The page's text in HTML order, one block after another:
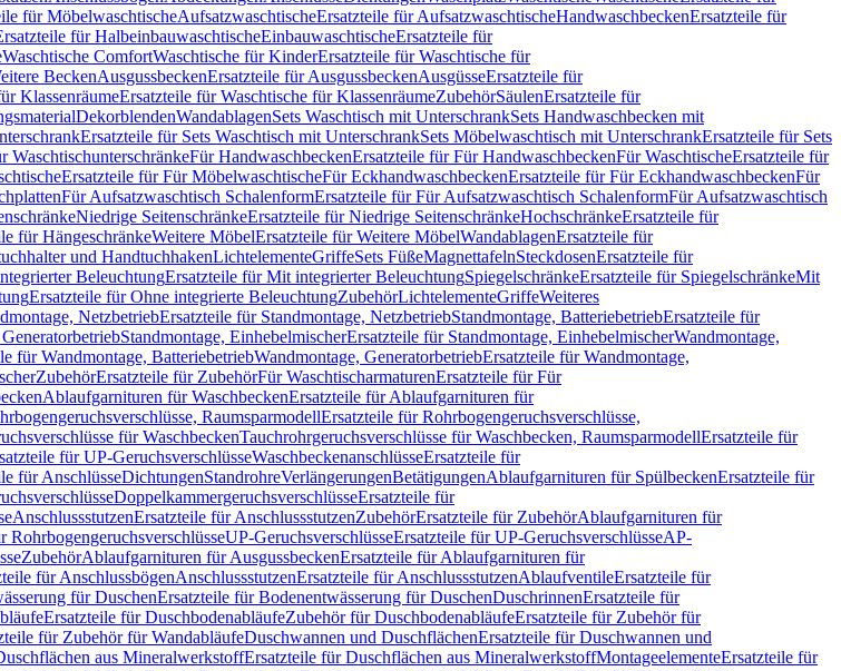
für MöbelwaschtischeAufsatzwaschtischeErsatzteile für AufsatzwaschtischeHandwaschbeckenErsatzteile für
für HalbeinbauwaschtischeEinbauwaschtischeErsatzteile für
Waschtische ComfortWaschtische für KinderErsatzteile für Waschtische für
BeckenAusgussbeckenErsatzteile für AusgussbeckenAusgüsseErsatzteile für
KlassenräumeErsatzteile für Waschtische für KlassenräumeZubehörSäulenErsatzteile für
DekorblendenWandablagenSets Waschtisch mit UnterschrankSets Handwaschbecken mit
Ersatzteile für Sets Waschtisch mit UnterschrankSets Möbelwaschtisch mit UnterschrankErsatzteile für Sets
WaschtischunterschränkeFür HandwaschbeckenErsatzteile für Für HandwaschbeckenFür WaschtischeErsatzteile für
Ersatzteile für Für MöbelwaschtischeFür EckhandwaschbeckenErsatzteile für Für EckhandwaschbeckenFür
Für Aufsatzwaschtisch SchalenformErsatzteile für Für Aufsatzwaschtisch SchalenformFür Aufsatzwaschtisch
Niedrige SeitenschränkeErsatzteile für Niedrige SeitenschränkeHochschränkeErsatzteile für
für HängeschränkeWeitere MöbelErsatzteile für Weitere MöbelWandablagenErsatzteile für
und HandtuchhakenLichtelementeGriffeSets FüßeMagnettafelnSteckdosenErsatzteile für
BeleuchtungErsatzteile für Mit integrierter BeleuchtungSpiegelschränkeErsatzteile für SpiegelschränkeMit
Ersatzteile für Ohne integrierte BeleuchtungZubehörLichtelementeGriffeWeiteres
NetzbetriebErsatzteile für Standmontage, NetzbetriebStandmontage, BatteriebetriebErsatzteile für
Standmontage, EinhebelmischerErsatzteile für Standmontage, EinhebelmischerWandmontage,
für Wandmontage, BatteriebetriebWandmontage, GeneratorbetriebErsatzteile für Wandmontage,
ZubehörErsatzteile für ZubehörFür WaschtischarmaturenErsatzteile für Für
Ablaufgarnituren für WaschbeckenErsatzteile für Ablaufgarnituren für
RaumsparmodellErsatzteile für Rohrbogengeruchsverschlüsse,
für WaschbeckenTauchrohrgeruchsverschlüsse für Waschbecken, RaumsparmodellErsatzteile für
für UP-GeruchsverschlüsseWaschbeckenanschlüsseErsatzteile für
für AnschlüsseDichtungenStandrohreVerlängerungenBetätigungenAblaufgarnituren für SpülbeckenErsatzteile für
DoppelkammergeruchsverschlüsseErsatzteile für
AnschlussstutzenErsatzteile für AnschlussstutzenZubehörErsatzteile für ZubehörAblaufgarnituren für
RohrbogengeruchsverschlüsseUP-GeruchsverschlüsseErsatzteile für UP-GeruchsverschlüsseAP-
ZubehörAblaufgarnituren für AusgussbeckenErsatzteile für Ablaufgarnituren für
für AnschlussbögenAnschlussstutzenErsatzteile für AnschlussstutzenAblaufventileErsatzteile für
für DuschenErsatzteile für Bodenentwässerung für DuschenDuschrinnenErsatzteile für
Ersatzteile für DuschbodenabläufeZubehör für DuschbodenabläufeErsatzteile für Zubehör für
für Zubehör für WandabläufeDuschwannen und DuschflächenErsatzteile für Duschwannen und
aus MineralwerkstoffErsatzteile für Duschflächen aus MineralwerkstoffMontageelementeErsatzteile für